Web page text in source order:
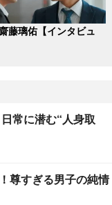
藤璃佑【インタビュ
常に潜む“人身取
尊すぎる男子の純情